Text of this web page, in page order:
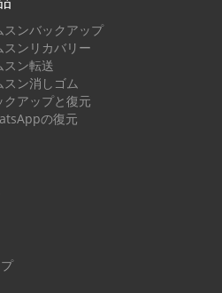
スンバックアップ
スンリカバリー
スン転送
スン消しゴム
クアップと復元
の復元